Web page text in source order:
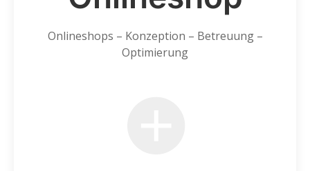
Onlineshops – Konzeption – Betreuung –
Optimierung